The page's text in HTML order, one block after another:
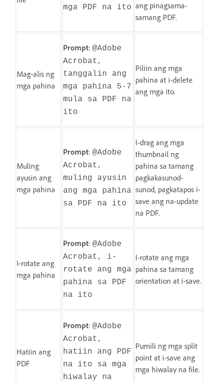
mga PDF na ito ang pinagsama-
samang PDF.
Mag-alis ng
mga pahina
Prompt: @Adobe
Acrobat,
tanggalin ang
mga pahina 5-7
mula sa PDF na
ito
Piliin ang mga
pahina at i-delete
ang mga ito.
Muling
ayusin ang
mga pahina
Prompt: @Adobe
Acrobat,
muling ayusin
ang mga pahina
sa PDF na ito
I-drag ang mga
thumbnail ng
pahina sa tamang
pagkakasunod-
sunod, pagkatapos i-
save ang na-update
na PDF.
I-rotate ang
mga pahina
Prompt: @Adobe
Acrobat, i-
rotate ang mga
pahina sa PDF
na ito
I-rotate ang mga
pahina sa tamang
orientation at i-save.
Hatiin ang
PDF
Prompt: @Adobe
Acrobat,
hatiin ang PDF
na ito sa mga
hiwalay na
Pumili ng mga split
point at i-save ang
mga hiwalay na file.